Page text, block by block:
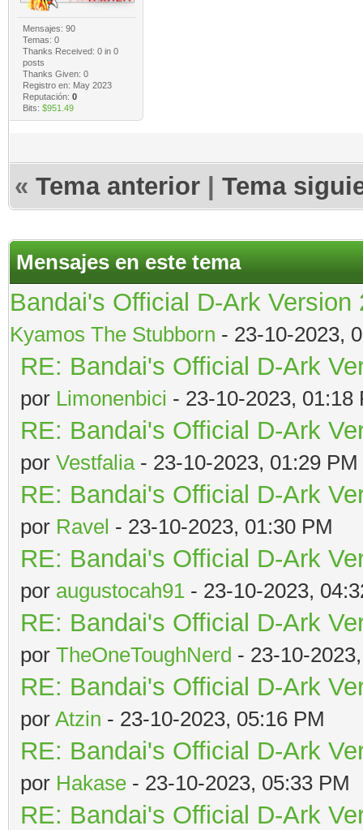
Mensajes: 90
Temas: 0
Thanks Received: 0in 0
posts
Thanks Given: 0
Registro en: May 2023
Reputación: 0
Bits: $951.49
« Tema anterior Tema
Mensajes en este tema
Bandai's Official D-Ark
Kyamos The Stubborn - 23-10-2023,
RE: Bandai's Official D-Ark
por Limonenbici - 23-10-2023, 01:18
RE: Bandai's Official D-Ark
por Vestfalia- 23-10-2023, 01:29 PM
RE: Bandai's Official D-Ark
por Ravel - 23-10-2023, 01:30 PM
RE: Bandai's Official D-Ark
por augustocah91 - 23-10-2023,
RE: Bandai's Official D-Ark
por TheOneToughNerd - 23-10-
RE: Bandai's Official D-Ark
por Atzin - 23-10-2023, 05:16 PM
RE: Bandai's Official D-Ark
por Hakase - 23-10-2023, 05:33 PM
RE: Bandai's Official D-Ark